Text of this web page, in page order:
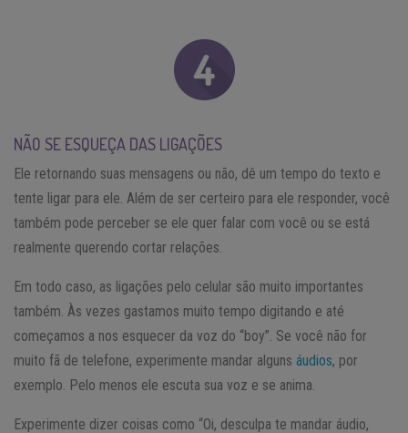
NÃO SE ESQUEÇA DAS LIGAÇÕES
Ele retornando suas mensagens ou não, dê um tempo do texto e
tente ligar para ele. Além de ser certeiro para ele responder, você
também pode perceber se ele quer falar com você ou se está
realmente querendo cortar relações.
Em todo caso, as ligações pelo celular são muito importantes
também. Às vezes gastamos muito tempo digitando e até
começamos a nos esquecer da voz do “boy”. Se você não for
muito fã de telefone, experimente mandar alguns áudios, por
exemplo. Pelo menos ele escuta sua voz e se anima.
Experimente dizer coisas como “Oi, desculpa te mandar áudio,